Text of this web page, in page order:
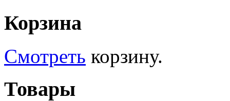
Корзина
Смотреть корзину.
Товары